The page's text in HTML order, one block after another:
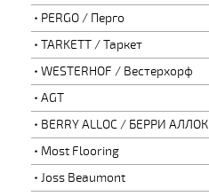
PERGO / Перго
TARKETT / Таркет
WESTERHOF / Вестерхорф
AGT
BERRY ALLOC / БЕРРИ АЛЛОК
Most Flooring
Joss Beaumont